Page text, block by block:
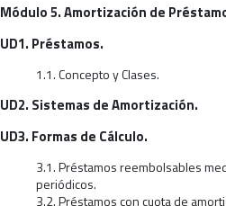
Módulo 5. Amortización de
UD1. Préstamos.
1.1. Concepto y Clases.
UD2. Sistemas de Amortización.
UD3. Formas de Cálculo.
3.1. Préstamos reembolsables
periódicos.
3.2. Préstamos con cuota de